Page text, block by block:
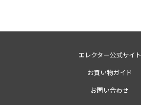
エレクター公式サイト
お買い物ガイド
お問い合わせ